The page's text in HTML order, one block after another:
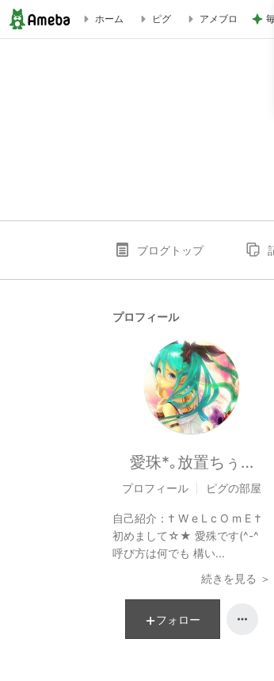
ホーム ピグ アメブロ
ブログトップ
プロフィール
愛珠*｡放置ちぅ…
プロフィール ピグの部屋
自己紹介： † W e L c O m E †
初めまして☆★ 愛殊です(^-^ゞ
呼び方は何でも 構い...
続きを見る ＞
フォロー